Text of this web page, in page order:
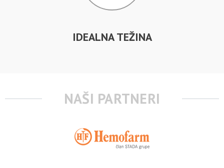
IDEALNA TEŽINA
NAŠI PARTNERI